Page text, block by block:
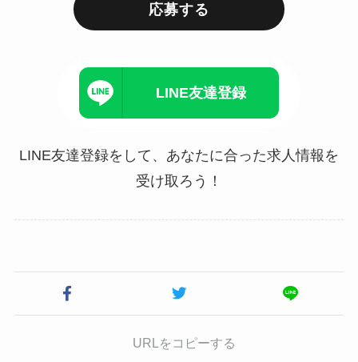
応募する
LINE友達登録
LINE友達登録をして、あなたに合った求人情報を
受け取ろう！
URLをコピーする